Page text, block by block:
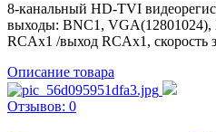
8-канальный HD-TVI
выходы: BNC1, VGA(12801024),
RCAx1 /выход RCAx1, скорость
Описание товара
Отзывов: 0